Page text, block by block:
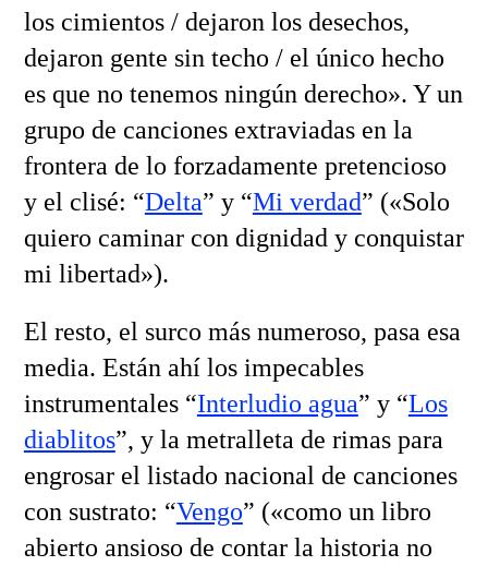
los cimientos / dejaron los desechos,
dejaron gente sin techo / el único hecho
es que no tenemos ningún derecho». Y un
grupo de canciones extraviadas en la
frontera de lo forzadamente pretencioso
y el clisé: “Delta” y “Mi verdad” («Solo
quiero caminar con dignidad y conquistar
mi libertad»).
El resto, el surco más numeroso, pasa esa
media. Están ahí los impecables
instrumentales “Interludio agua” y “Los
diablitos”, y la metralleta de rimas para
engrosar el listado nacional de canciones
con sustrato: “Vengo” («como un libro
abierto ansioso de contar la historia no